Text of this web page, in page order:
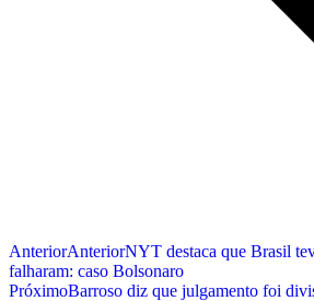
AnteriorAnteriorNYT destaca que Brasil
falharam: caso Bolsonaro
PróximoBarroso diz que julgamento foi